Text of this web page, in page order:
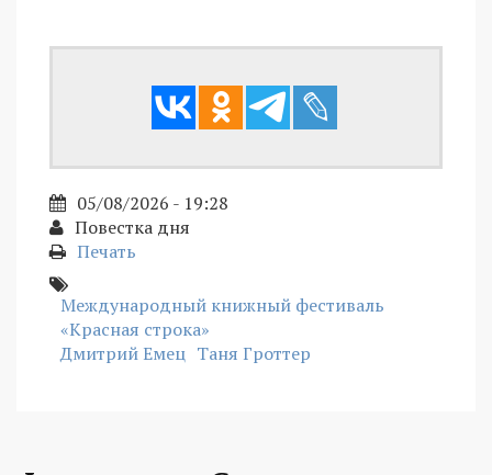
05/08/2026 - 19:28
Повестка дня
Печать
Международный книжный фестиваль
«Красная строка»
Дмитрий Емец Таня Гроттер